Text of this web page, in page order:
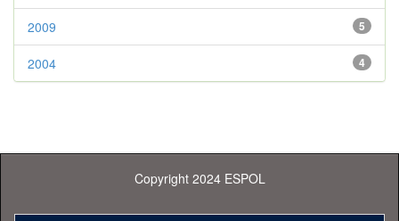
5
2009
4
2004
Copyright 2024 ESPOL